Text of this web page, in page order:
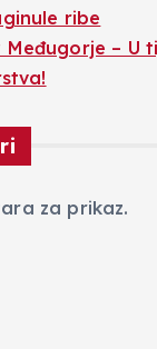
ribe
Međugorje – U
za prikaz.